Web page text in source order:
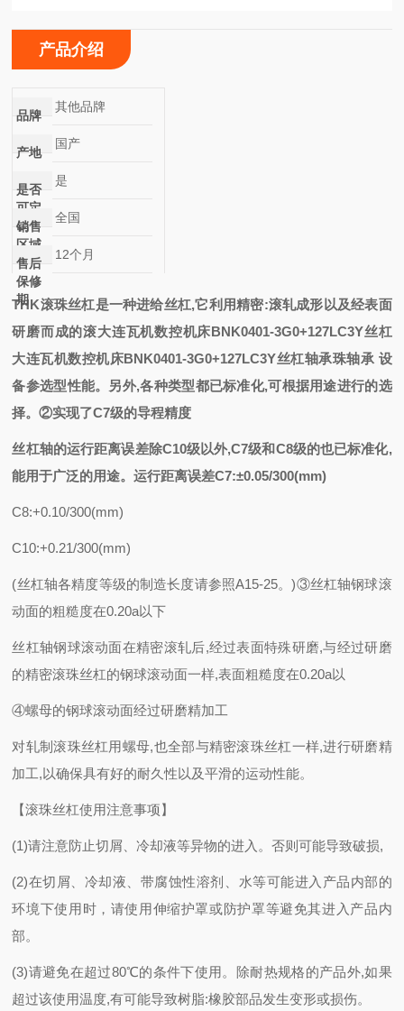
产品介绍
品牌
其他品牌
产地
国产
是否
可定
制
是
销售
区域
全国
售后
保修
期
12个月
THK滚珠丝杠是一种进给丝杠,它利用精密:滚轧成形以及经表面
研磨而成的滚大连瓦机数控机床BNK0401-3G0+127LC3Y丝杠
大连瓦机数控机床BNK0401-3G0+127LC3Y丝杠轴承珠轴承 设
备参选型性能。另外,各种类型都已标准化,可根据用途进行的选
择。②实现了C7级的导程精度
丝杠轴的运行距离误差除C10级以外,C7级和C8级的也已标准化,
能用于广泛的用途。运行距离误差C7:±0.05/300(mm)
C8:+0.10/300(mm)
C10:+0.21/300(mm)
(丝杠轴各精度等级的制造长度请参照A15-25。)③丝杠轴钢球滚
动面的粗糙度在0.20a以下
丝杠轴钢球滚动面在精密滚轧后,经过表面特殊研磨,与经过研磨
的精密滚珠丝杠的钢球滚动面一样,表面粗糙度在0.20a以
④螺母的钢球滚动面经过研磨精加工
对轧制滚珠丝杠用螺母,也全部与精密滚珠丝杠一样,进行研磨精
加工,以确保具有好的耐久性以及平滑的运动性能。
【滚珠丝杠使用注意事项】
(1)请注意防止切屑、冷却液等异物的进入。否则可能导致破损,
(2)在切屑、冷却液、带腐蚀性溶剂、水等可能进入产品内部的
环境下使用时，请使用伸缩护罩或防护罩等避免其进入产品内
部。
(3)请避免在超过80℃的条件下使用。除耐热规格的产品外,如果
超过该使用温度,有可能导致树脂:橡胶部品发生变形或损伤。